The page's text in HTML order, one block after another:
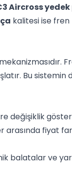
Aircross
kalitesi ise fren
Bu sistemin
değişiklik
fiyat
balatalar ve